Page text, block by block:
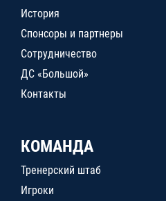
История
Спонсоры и партнеры
Сотрудничество
ДС «Большой»
Контакты
КОМАНДА
Тренерский штаб
Игроки